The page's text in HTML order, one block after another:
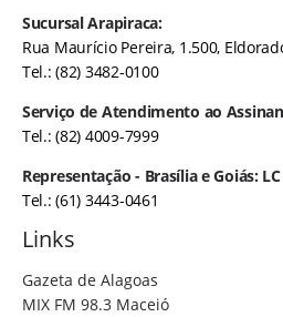
Sucursal Arapiraca:
Rua Maurício Pereira, 1.500,
Tel.: (82) 3482-0100
Serviço de Atendimento ao
Tel.: (82) 4009-7999
Representação - Brasília e Goiás:
Tel.: (61) 3443-0461
Links
Gazeta de Alagoas
MIX FM 98.3 Maceió